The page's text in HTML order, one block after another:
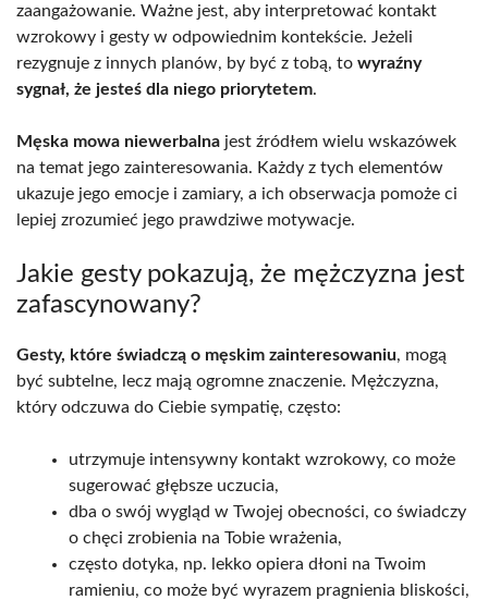
zaangażowanie. Ważne jest, aby interpretować kontakt
wzrokowy i gesty w odpowiednim kontekście. Jeżeli
rezygnuje z innych planów, by być z tobą, to wyraźny
sygnał, że jesteś dla niego priorytetem.
Męska mowa niewerbalna jest źródłem wielu wskazówek
na temat jego zainteresowania. Każdy z tych elementów
ukazuje jego emocje i zamiary, a ich obserwacja pomoże ci
lepiej zrozumieć jego prawdziwe motywacje.
Jakie gesty pokazują, że mężczyzna jest
zafascynowany?
Gesty, które świadczą o męskim zainteresowaniu, mogą
być subtelne, lecz mają ogromne znaczenie. Mężczyzna,
który odczuwa do Ciebie sympatię, często:
utrzymuje intensywny kontakt wzrokowy, co może
sugerować głębsze uczucia,
dba o swój wygląd w Twojej obecności, co świadczy
o chęci zrobienia na Tobie wrażenia,
często dotyka, np. lekko opiera dłoni na Twoim
ramieniu, co może być wyrazem pragnienia bliskości,